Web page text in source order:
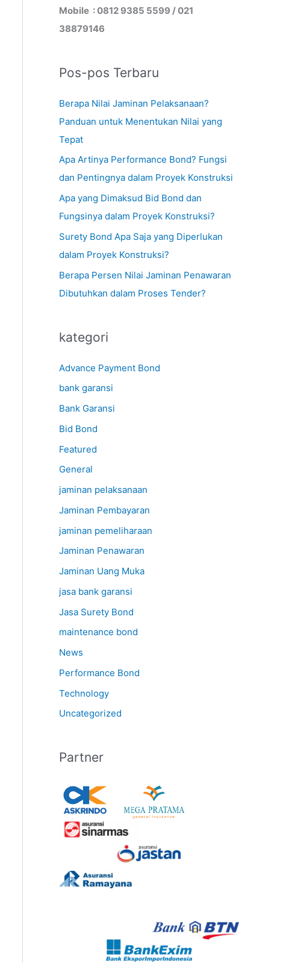
Mobile : 0812 9385 5599 / 021
38879146
Pos-pos Terbaru
Berapa Nilai Jaminan Pelaksanaan?
Panduan untuk Menentukan Nilai yang
Tepat
Apa Artinya Performance Bond? Fungsi
dan Pentingnya dalam Proyek Konstruksi
Apa yang Dimaksud Bid Bond dan
Fungsinya dalam Proyek Konstruksi?
Surety Bond Apa Saja yang Diperlukan
dalam Proyek Konstruksi?
Berapa Persen Nilai Jaminan Penawaran
Dibutuhkan dalam Proses Tender?
kategori
Advance Payment Bond
bank garansi
Bank Garansi
Bid Bond
Featured
General
jaminan pelaksanaan
Jaminan Pembayaran
jaminan pemeliharaan
Jaminan Penawaran
Jaminan Uang Muka
jasa bank garansi
Jasa Surety Bond
maintenance bond
News
Performance Bond
Technology
Uncategorized
Partner